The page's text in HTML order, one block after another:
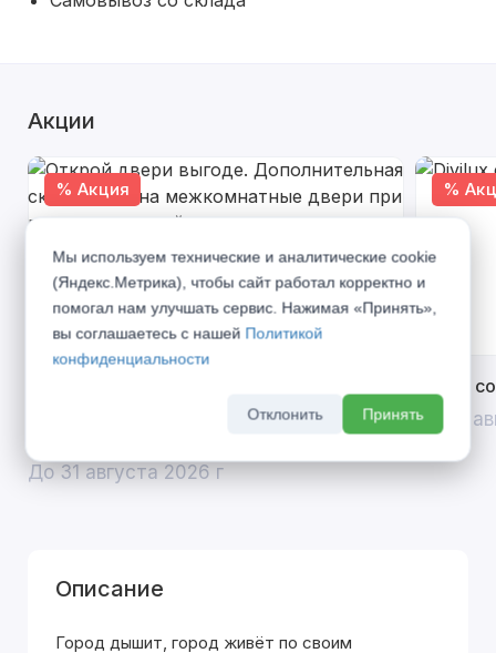
Акции
% Акция
скидка 10% на межкомнатные двери при
До 31 августа 2026 г
%
Divilux
До 31
Описание
Город дышит, город живёт по своим
Мы используем технические и аналитические cookie
(Яндекс.Метрика), чтобы сайт работал корректно и
помогал нам улучшать сервис. Нажимая «Принять»,
вы соглашаетесь с нашей Политикой
конфиденциальности
Отклонить Принять